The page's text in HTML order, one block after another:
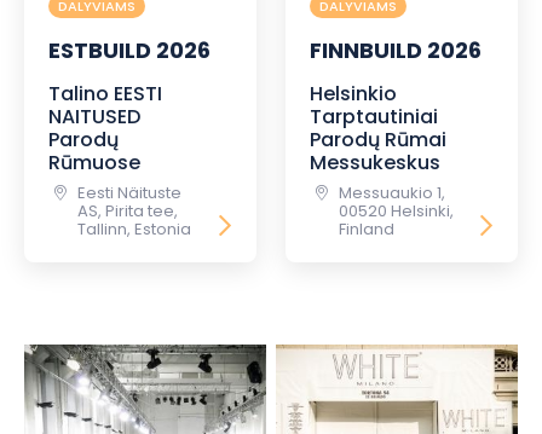
DALYVIAMS
ESTBUILD 2026
Talino EESTI
NAITUSED
Parodų
Rūmuose
Eesti Näituste
AS, Pirita tee,
Tallinn, Estonia
DALYVIAMS
FINNBUILD 2026
Helsinkio
Tarptautiniai
Parodų Rūmai
Messukeskus
Messuaukio 1,
00520 Helsinki,
Finland